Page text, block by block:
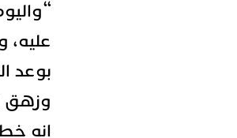
“
عليه،
بوعد
وزهق
إنه